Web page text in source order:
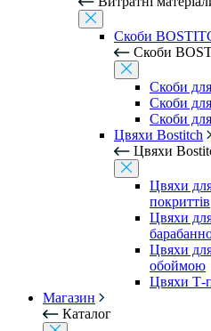
Скоби
Скоби
Скоби
Скоби
Скоби
Цвяхи Bostitch
Цвяхи
Цвяхи
покриттів
Цвяхи для
Цвяхи
обоймою
Цвяхи Т-
Магазин
Каталог